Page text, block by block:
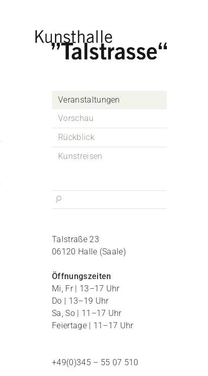
Veranstaltungen
Vorschau
Rückblick
Kunstreisen
Talstraße 23
06120 Halle (Saale)
Öffnungszeiten
Mi, Fr | 13–17 Uhr
Do | 13–19 Uhr
Sa, So | 11–17 Uhr
Feiertage | 11–17 Uhr
+49(0)345 – 55 07 510